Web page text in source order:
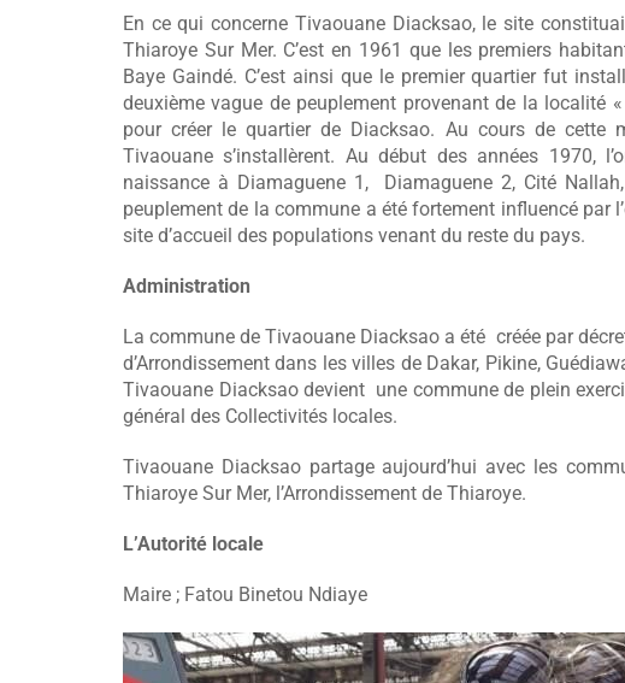
En ce qui concerne Tivaouane Diacksao, le site
Thiaroye Sur Mer. C’est en 1961 que les premiers
Baye Gaindé. C’est ainsi que le premier quartier fut
deuxième vague de peuplement provenant de la localité
pour créer le quartier de Diacksao. Au cours de cette
Tivaouane s’installèrent. Au début des années 1970,
naissance à Diamaguene 1, Diamaguene 2, Cité
peuplement de la commune a été fortement influencé par
site d’accueil des populations venant du reste du pays.
Administration
La commune de Tivaouane Diacksao a été créée par
d’Arrondissement dans les villes de Dakar, Pikine,
Tivaouane Diacksao devient une commune de plein
général des Collectivités locales.
Tivaouane Diacksao partage aujourd’hui avec les
Thiaroye Sur Mer, l’Arrondissement de Thiaroye.
L’Autorité locale
Maire ; Fatou Binetou Ndiaye